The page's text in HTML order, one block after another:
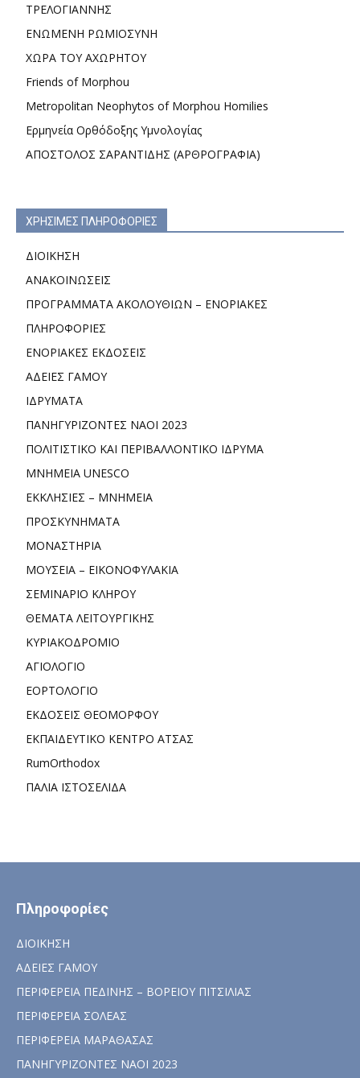
ΤΡΕΛΟΓΙΑΝΝΗΣ
ΕΝΩΜΕΝΗ ΡΩΜΙΟΣΥΝΗ
ΧΩΡΑ ΤΟΥ ΑΧΩΡΗΤΟΥ
Friends of Morphou
Metropolitan Neophytos of Morphou Homilies
Ερμηνεία Ορθόδοξης Υμνολογίας
ΑΠΟΣΤΟΛΟΣ ΣΑΡΑΝΤΙΔΗΣ (ΑΡΘΡΟΓΡΑΦΙΑ)
ΧΡΗΣΙΜΕΣ ΠΛΗΡΟΦΟΡΙΕΣ
ΔΙΟΙΚΗΣΗ
ΑΝΑΚΟΙΝΩΣΕΙΣ
ΠΡΟΓΡΑΜΜΑΤΑ ΑΚΟΛΟΥΘΙΩΝ – ΕΝΟΡΙΑΚΕΣ
ΠΛΗΡΟΦΟΡΙΕΣ
ΕΝΟΡΙΑΚΕΣ ΕΚΔΟΣΕΙΣ
ΑΔΕΙΕΣ ΓΑΜΟΥ
ΙΔΡΥΜΑΤΑ
ΠΑΝΗΓΥΡΙΖΟΝΤΕΣ ΝΑΟΙ 2023
ΠΟΛΙΤΙΣΤΙΚΟ ΚΑΙ ΠΕΡΙΒΑΛΛΟΝΤΙΚΟ ΙΔΡΥΜΑ
ΜΝΗΜΕΙΑ UNESCO
ΕΚΚΛΗΣΙΕΣ – ΜΝΗΜΕΙΑ
ΠΡΟΣΚΥΝΗΜΑΤΑ
ΜΟΝΑΣΤΗΡΙΑ
ΜΟΥΣΕΙΑ – ΕΙΚΟΝΟΦΥΛΑΚΙΑ
ΣΕΜΙΝΑΡΙΟ ΚΛΗΡΟΥ
ΘΕΜΑΤΑ ΛΕΙΤΟΥΡΓΙΚΗΣ
ΚΥΡΙΑΚΟΔΡΟΜΙΟ
ΑΓΙΟΛΟΓΙΟ
ΕΟΡΤΟΛΟΓΙΟ
ΕΚΔΟΣΕΙΣ ΘΕΟΜΟΡΦΟΥ
ΕΚΠΑΙΔΕΥΤΙΚΟ ΚΕΝΤΡΟ ΑΤΣΑΣ
RumOrthodox
ΠΑΛΙΑ ΙΣΤΟΣΕΛΙΔΑ
Πληροφορίες
ΔΙΟΙΚΗΣΗ
ΑΔΕΙΕΣ ΓΑΜΟΥ
ΠΕΡΙΦΕΡΕΙΑ ΠΕΔΙΝΗΣ – ΒΟΡΕΙΟΥ ΠΙΤΣΙΛΙΑΣ
ΠΕΡΙΦΕΡΕΙΑ ΣΟΛΕΑΣ
ΠΕΡΙΦΕΡΕΙΑ ΜΑΡΑΘΑΣΑΣ
ΠΑΝΗΓΥΡΙΖΟΝΤΕΣ ΝΑΟΙ 2023